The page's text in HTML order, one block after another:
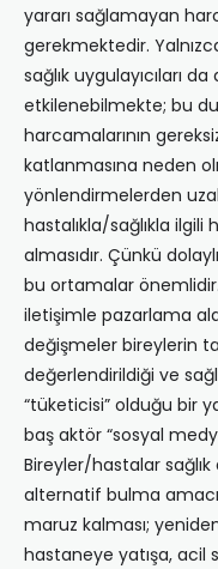
yararı sağlamayan
gerekmektedir.
sağlık uygulayıcıları
etkilenebilmekte; bu
harcamalarının
katlanmasına neden
yönlendirmelerden
hastalıkla/sağlıkla
almasıdır. Çünkü
bu ortamalar
iletişimle pazarlama
değişmeler bireylerin
değerlendirildiği ve
“tüketicisi” olduğu bir
baş aktör “sosyal
Bireyler/hastalar
alternatif bulma
maruz kalması;
hastaneye yatışa, acil